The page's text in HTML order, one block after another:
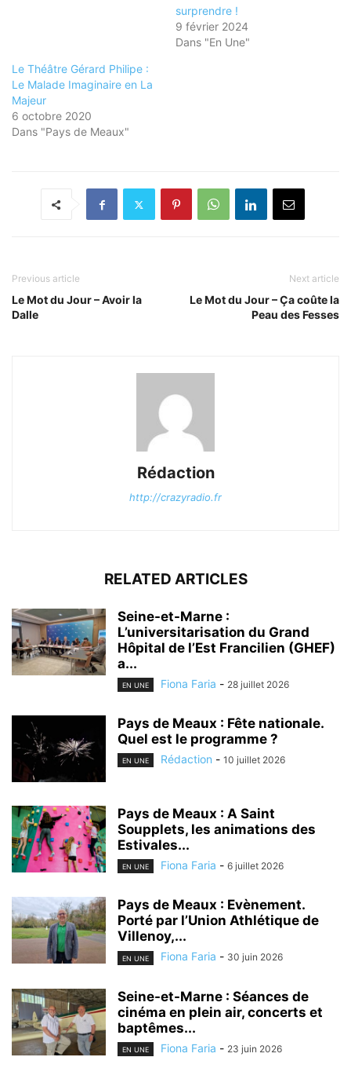
surprendre !
9 février 2024
Dans "En Une"
Le Théâtre Gérard Philipe :
Le Malade Imaginaire en La
Majeur
6 octobre 2020
Dans "Pays de Meaux"
Previous article
Le Mot du Jour – Avoir la
Dalle
Next article
Le Mot du Jour – Ça coûte la
Peau des Fesses
Rédaction
http://crazyradio.fr
RELATED ARTICLES
Seine-et-Marne :
L’universitarisation du Grand
Hôpital de l’Est Francilien (GHEF)
a...
EN UNE Fiona Faria - 28 juillet 2026
Pays de Meaux : Fête nationale.
Quel est le programme ?
EN UNE Rédaction - 10 juillet 2026
Pays de Meaux : A Saint
Soupplets, les animations des
Estivales...
EN UNE Fiona Faria - 6 juillet 2026
Pays de Meaux : Evènement.
Porté par l’Union Athlétique de
Villenoy,...
EN UNE Fiona Faria - 30 juin 2026
Seine-et-Marne : Séances de
cinéma en plein air, concerts et
baptêmes...
EN UNE Fiona Faria - 23 juin 2026